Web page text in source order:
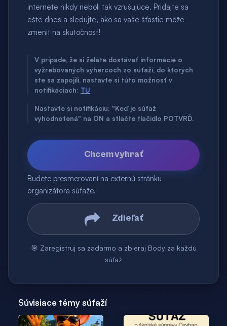
internete nikdy neboli tak vzrušujúce. Pridajte sa
ešte dnes a sledujte, ako sa vaše šťastie môže
zmeniť na skutočnosť!
V prípade, že si želáte dostávať informácie o
vyžrebovaných výhercoch zo súťaží, do ktorých
ste sa zapojili, nastavte si túto možnosť v
notifikáciach: TU
Nastavte si notifikáciu: "Keď je súťaž
vyhodnotená" na ON a stlačte tlačidlo POTVRĎ.
Chcem vyhrať
Budete presmerovaní na externú stránku
organizátora súťaže.
Zdieľať
🎯 Zaregistruj sa zadarmo a zbieraj Body za každú
súťaž
Súvisiace témy súťaží